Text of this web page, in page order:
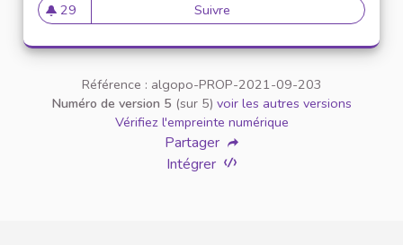
29
29 abonnés
Suivre Rédaction d’une charte
Référence : algopo-PROP-2021-09-203
Numéro de version 5 (sur 5) voir les autres versions
Vérifiez l'empreinte numérique
Partager
Intégrer